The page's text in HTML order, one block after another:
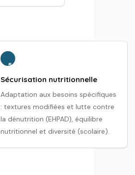
5
Sécurisation nutritionnelle
Adaptation aux besoins spécifiques
: textures modifiées et lutte contre
la dénutrition (EHPAD), équilibre
nutritionnel et diversité (scolaire).